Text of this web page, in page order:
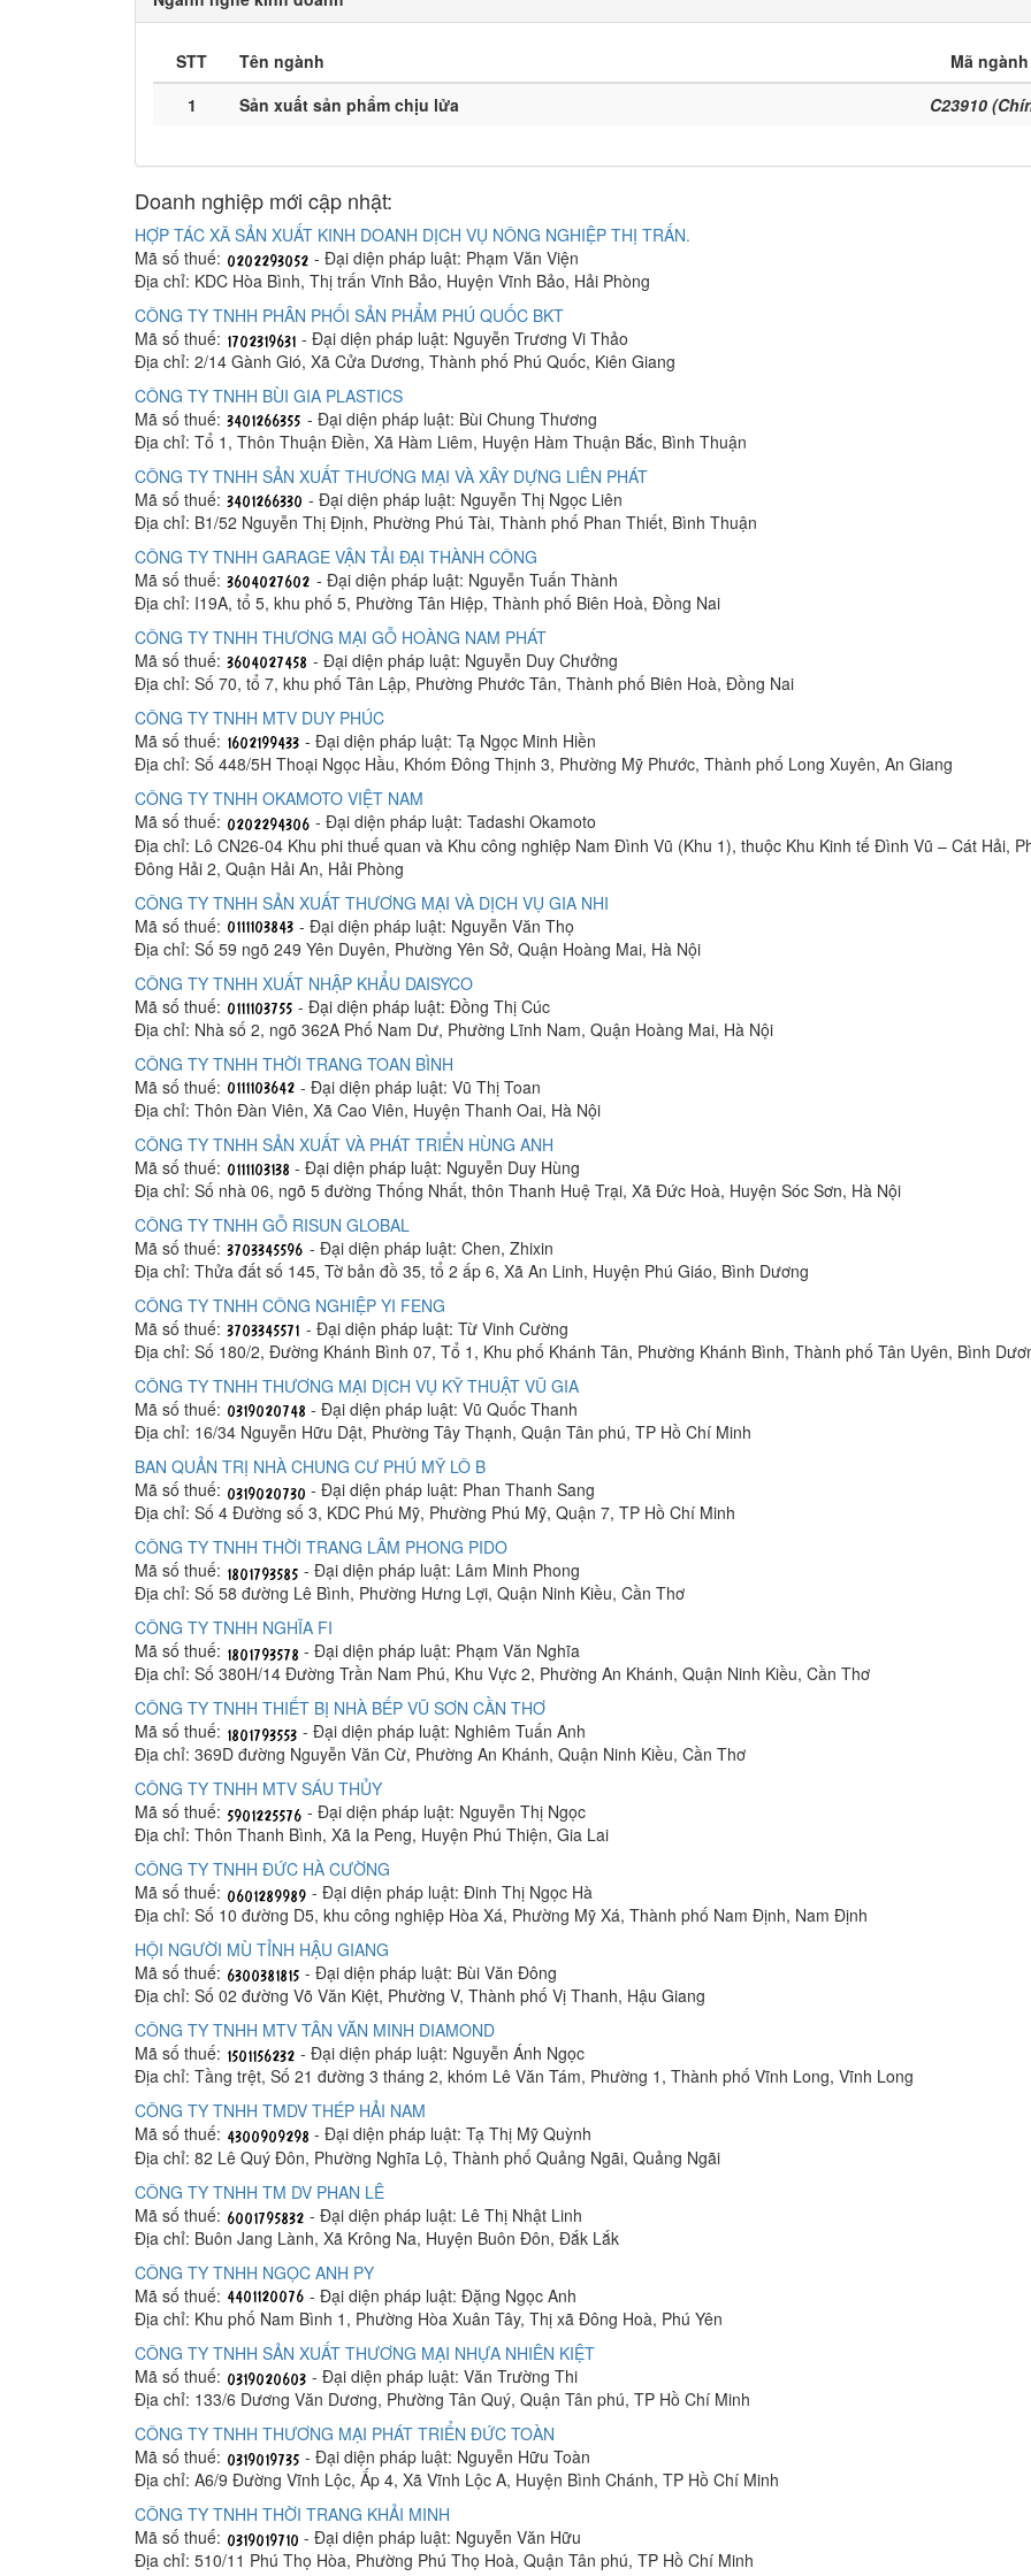
STT Tên ngành
Mã ngành
1
Sản xuất sản phẩm chịu lửa C23910
Doanh nghiệp mới cập nhật:
HỢP TÁC XÃ SẢN XUẤT KINH DOANH DỊCH VỤ NÔNG NGHIỆP THỊ TRẤN.
Mã số thuế:
- Đại diện pháp luật: Phạm Văn Viện
Địa chỉ: KDC Hòa Bình, Thị trấn Vĩnh Bảo, Huyện Vĩnh Bảo, Hải Phòng
CÔNG TY TNHH PHÂN PHỐI SẢN PHẨM PHÚ QUỐC BKT
Mã số thuế:
- Đại diện pháp luật: Nguyễn Trương Vi Thảo
Địa chỉ: 2/14 Gành Gió, Xã Cửa Dương, Thành phố Phú Quốc, Kiên Giang
CÔNG TY TNHH BÙI GIA PLASTICS
Mã số thuế:
- Đại diện pháp luật: Bùi Chung Thương
Địa chỉ: Tổ 1, Thôn Thuận Điền, Xã Hàm Liêm, Huyện Hàm Thuận Bắc, Bình Thuận
CÔNG TY TNHH SẢN XUẤT THƯƠNG MẠI VÀ XÂY DỰNG LIÊN PHÁT
Mã số thuế:
- Đại diện pháp luật: Nguyễn Thị Ngọc Liên
Địa chỉ: B1/52 Nguyễn Thị Định, Phường Phú Tài, Thành phố Phan Thiết, Bình Thuận
CÔNG TY TNHH GARAGE VẬN TẢI ĐẠI THÀNH CÔNG
Mã số thuế:
- Đại diện pháp luật: Nguyễn Tuấn Thành
Địa chỉ: I19A, tổ 5, khu phố 5, Phường Tân Hiệp, Thành phố Biên Hoà, Đồng Nai
CÔNG TY TNHH THƯƠNG MẠI GỖ HOÀNG NAM PHÁT
Mã số thuế:
- Đại diện pháp luật: Nguyễn Duy Chưởng
Địa chỉ: Số 70, tổ 7, khu phố Tân Lập, Phường Phước Tân, Thành phố Biên Hoà, Đồng Nai
CÔNG TY TNHH MTV DUY PHÚC
Mã số thuế:
- Đại diện pháp luật: Tạ Ngọc Minh Hiền
Địa chỉ: Số 448/5H Thoại Ngọc Hầu, Khóm Đông Thịnh 3, Phường Mỹ Phước, Thành phố Long Xuyên, An Giang
CÔNG TY TNHH OKAMOTO VIỆT NAM
Mã số thuế:
- Đại diện pháp luật: Tadashi Okamoto
Địa chỉ: Lô CN26-04 Khu phi thuế quan và Khu công nghiệp Nam Đình Vũ (Khu 1), thuộc Khu Kinh tế Đình Vũ – Cát Hải,
Đông Hải 2, Quận Hải An, Hải Phòng
CÔNG TY TNHH SẢN XUẤT THƯƠNG MẠI VÀ DỊCH VỤ GIA NHI
Mã số thuế:
- Đại diện pháp luật: Nguyễn Văn Thọ
Địa chỉ: Số 59 ngõ 249 Yên Duyên, Phường Yên Sở, Quận Hoàng Mai, Hà Nội
CÔNG TY TNHH XUẤT NHẬP KHẨU DAISYCO
Mã số thuế:
- Đại diện pháp luật: Đồng Thị Cúc
Địa chỉ: Nhà số 2, ngõ 362A Phố Nam Dư, Phường Lĩnh Nam, Quận Hoàng Mai, Hà Nội
CÔNG TY TNHH THỜI TRANG TOAN BÌNH
Mã số thuế:
- Đại diện pháp luật: Vũ Thị Toan
Địa chỉ: Thôn Đàn Viên, Xã Cao Viên, Huyện Thanh Oai, Hà Nội
CÔNG TY TNHH SẢN XUẤT VÀ PHÁT TRIỂN HÙNG ANH
Mã số thuế:
- Đại diện pháp luật: Nguyễn Duy Hùng
Địa chỉ: Số nhà 06, ngõ 5 đường Thống Nhất, thôn Thanh Huệ Trại, Xã Đức Hoà, Huyện Sóc Sơn, Hà Nội
CÔNG TY TNHH GỖ RISUN GLOBAL
Mã số thuế:
- Đại diện pháp luật: Chen, Zhixin
Địa chỉ: Thửa đất số 145, Tờ bản đồ 35, tổ 2 ấp 6, Xã An Linh, Huyện Phú Giáo, Bình Dương
CÔNG TY TNHH CÔNG NGHIỆP YI FENG
Mã số thuế:
- Đại diện pháp luật: Từ Vinh Cường
Địa chỉ: Số 180/2, Đường Khánh Bình 07, Tổ 1, Khu phố Khánh Tân, Phường Khánh Bình, Thành phố Tân Uyên, Bình
CÔNG TY TNHH THƯƠNG MẠI DỊCH VỤ KỸ THUẬT VŨ GIA
Mã số thuế:
- Đại diện pháp luật: Vũ Quốc Thanh
Địa chỉ: 16/34 Nguyễn Hữu Dật, Phường Tây Thạnh, Quận Tân phú, TP Hồ Chí Minh
BAN QUẢN TRỊ NHÀ CHUNG CƯ PHÚ MỸ LÔ B
Mã số thuế:
- Đại diện pháp luật: Phan Thanh Sang
Địa chỉ: Số 4 Đường số 3, KDC Phú Mỹ, Phường Phú Mỹ, Quận 7, TP Hồ Chí Minh
CÔNG TY TNHH THỜI TRANG LÂM PHONG PIDO
Mã số thuế:
- Đại diện pháp luật: Lâm Minh Phong
Địa chỉ: Số 58 đường Lê Bình, Phường Hưng Lợi, Quận Ninh Kiều, Cần Thơ
CÔNG TY TNHH NGHĨA FI
Mã số thuế:
- Đại diện pháp luật: Phạm Văn Nghĩa
Địa chỉ: Số 380H/14 Đường Trần Nam Phú, Khu Vực 2, Phường An Khánh, Quận Ninh Kiều, Cần Thơ
CÔNG TY TNHH THIẾT BỊ NHÀ BẾP VŨ SƠN CẦN THƠ
Mã số thuế:
- Đại diện pháp luật: Nghiêm Tuấn Anh
Địa chỉ: 369D đường Nguyễn Văn Cừ, Phường An Khánh, Quận Ninh Kiều, Cần Thơ
CÔNG TY TNHH MTV SÁU THỦY
Mã số thuế:
- Đại diện pháp luật: Nguyễn Thị Ngọc
Địa chỉ: Thôn Thanh Bình, Xã Ia Peng, Huyện Phú Thiện, Gia Lai
CÔNG TY TNHH ĐỨC HÀ CƯỜNG
Mã số thuế:
- Đại diện pháp luật: Đinh Thị Ngọc Hà
Địa chỉ: Số 10 đường D5, khu công nghiệp Hòa Xá, Phường Mỹ Xá, Thành phố Nam Định, Nam Định
HỘI NGƯỜI MÙ TỈNH HẬU GIANG
Mã số thuế:
- Đại diện pháp luật: Bùi Văn Đông
Địa chỉ: Số 02 đường Võ Văn Kiệt, Phường V, Thành phố Vị Thanh, Hậu Giang
CÔNG TY TNHH MTV TÂN VĂN MINH DIAMOND
Mã số thuế:
- Đại diện pháp luật: Nguyễn Ánh Ngọc
Địa chỉ: Tầng trệt, Số 21 đường 3 tháng 2, khóm Lê Văn Tám, Phường 1, Thành phố Vĩnh Long, Vĩnh Long
CÔNG TY TNHH TMDV THÉP HẢI NAM
Mã số thuế:
- Đại diện pháp luật: Tạ Thị Mỹ Quỳnh
Địa chỉ: 82 Lê Quý Đôn, Phường Nghĩa Lộ, Thành phố Quảng Ngãi, Quảng Ngãi
CÔNG TY TNHH TM DV PHAN LÊ
Mã số thuế:
- Đại diện pháp luật: Lê Thị Nhật Linh
Địa chỉ: Buôn Jang Lành, Xã Krông Na, Huyện Buôn Đôn, Đắk Lắk
CÔNG TY TNHH NGỌC ANH PY
Mã số thuế:
- Đại diện pháp luật: Đặng Ngọc Anh
Địa chỉ: Khu phố Nam Bình 1, Phường Hòa Xuân Tây, Thị xã Đông Hoà, Phú Yên
CÔNG TY TNHH SẢN XUẤT THƯƠNG MẠI NHỰA NHIÊN KIỆT
Mã số thuế:
- Đại diện pháp luật: Văn Trường Thi
Địa chỉ: 133/6 Dương Văn Dương, Phường Tân Quý, Quận Tân phú, TP Hồ Chí Minh
CÔNG TY TNHH THƯƠNG MẠI PHÁT TRIỂN ĐỨC TOÀN
Mã số thuế:
- Đại diện pháp luật: Nguyễn Hữu Toàn
Địa chỉ: A6/9 Đường Vĩnh Lộc, Ấp 4, Xã Vĩnh Lộc A, Huyện Bình Chánh, TP Hồ Chí Minh
CÔNG TY TNHH THỜI TRANG KHẢI MINH
Mã số thuế:
- Đại diện pháp luật: Nguyễn Văn Hữu
Địa chỉ: 510/11 Phú Thọ Hòa, Phường Phú Thọ Hoà, Quận Tân phú, TP Hồ Chí Minh